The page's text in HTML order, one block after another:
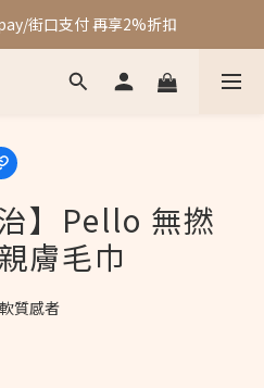
街口支付 再享2%折扣
可獲得4%回饋!!
街口支付 再享2%折扣
】Pello 無撚
膚毛巾
質感者